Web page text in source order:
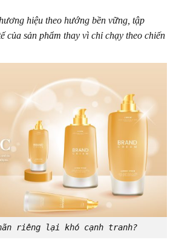
hiệu theo hướng bền vững, tập
của sản phẩm thay vì chỉ chạy theo chiến
riêng lại khó cạnh tranh?